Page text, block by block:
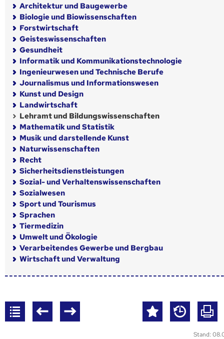
Architektur und Baugewerbe
Biologie und Biowissenschaften
Forstwirtschaft
Geisteswissenschaften
Gesundheit
Informatik und Kommunikationstechnologie
Ingenieurwesen und Technische Berufe
Journalismus und Informationswesen
Kunst und Design
Landwirtschaft
Lehramt und Bildungswissenschaften
Mathematik und Statistik
Musik und darstellende Kunst
Naturwissenschaften
Recht
Sicherheitsdienstleistungen
Sozial- und Verhaltenswissenschaften
Sozialwesen
Sport und Tourismus
Sprachen
Tiermedizin
Umwelt und Ökologie
Verarbeitendes Gewerbe und Bergbau
Wirtschaft und Verwaltung
Stand: